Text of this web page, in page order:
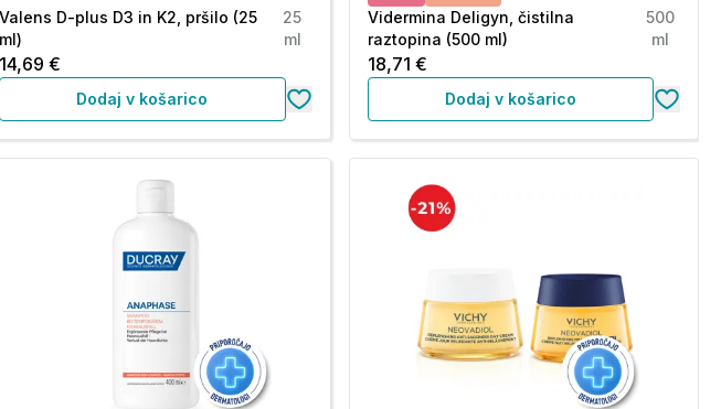
Valens D-plus D3 in K2, pršilo (25
ml)
25
ml
14,69 €
Dodaj v košarico
Vidermina Deligyn, čistilna
raztopina (500 ml)
500
ml
18,71 €
Dodaj v košarico